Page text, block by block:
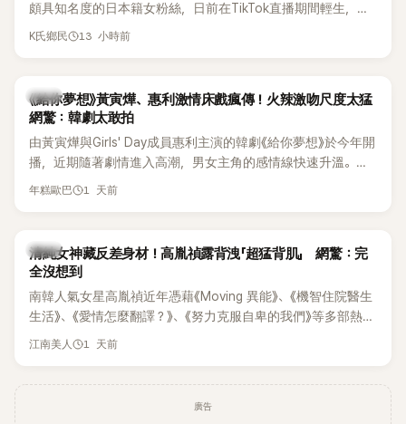
頗具知名度的日本籍女粉絲，日前在TikTok直播期間輕生，最
終不幸身亡，消息曝光後震驚韓網，也讓不少粉絲湧入社群平
K氏鄉民 13 小時前
韓劇
《給你夢想》黃寅燁、惠利激情床戲瘋傳！火辣激吻尺度太猛
網驚：韓劇太敢拍
由黃寅燁與Girls' Day成員惠利主演的韓劇《給你夢想》於今年開
播，近期隨著劇情進入高潮，男女主角的感情線快速升溫。最
新播出的第8集不僅上演火辣吻戲，更接連出現床戲橋段，讓
年糕歐巴 1 天前
韓星
清純女神藏反差身材！高胤禎露背洩「超猛背肌」 網驚：完
全沒想到
南韓人氣女星高胤禎近年憑藉《Moving 異能》、《機智住院醫生
生活》、《愛情怎麼翻譯？》、《努力克服自卑的我們》等多部熱門
作品，躍升為韓劇新一代女神代表，不僅演技備受肯定，精緻
傻直呼：「原來她身材這麼猛！」
江南美人 1 天前
廣告